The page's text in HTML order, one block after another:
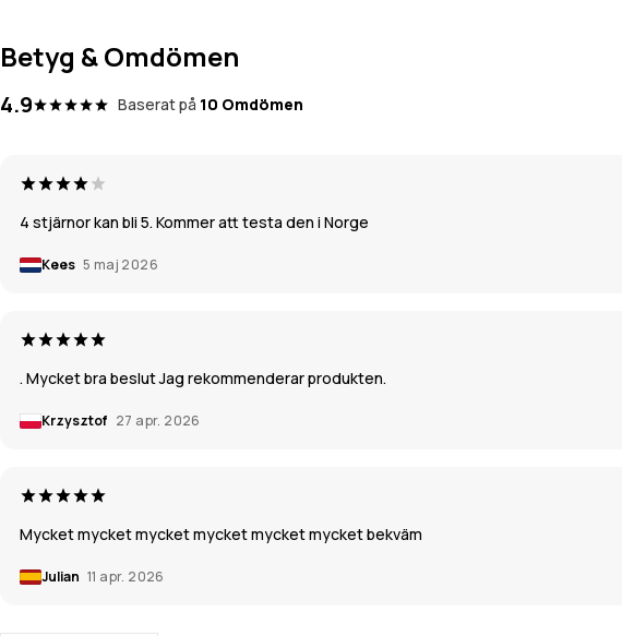
Betyg & Omdömen
4.9 Baserat på 10 Omdömen
4 stjärnor kan bli 5. Kommer att testa den i Norge
Kees 5 maj 2026
. Mycket bra beslut Jag rekommenderar produkten.
Krzysztof 27 apr. 2026
Mycket mycket mycket mycket mycket mycket bekväm
Julian 11 apr. 2026